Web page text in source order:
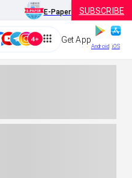
E-Paper SUBSCRIBE
Get App
Android iOS